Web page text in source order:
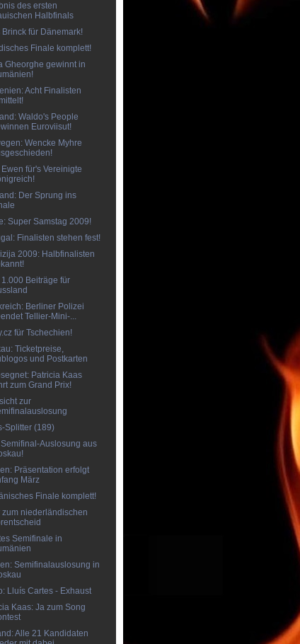
des ersten
Halbfinals
Brinck für Dänemark!
Finale komplett!
Gheorghe gewinnt in
Acht Finalisten
Waldo's People
Euroviisut!
Wencke Myhre
für's Vereinigte
Der Sprung ins
Super Samstag 2009!
Finalisten stehen fest!
2009: Halbfinalisten
1.000 Beiträge für
Berliner Polizei
Tellier-Mini-...
für Tschechien!
Ticketpreise,
und Postkarten
Patricia Kaas
zum Grand Prix!
zur
Splitter (189)
Semifinal-Auslosung aus
Präsentation erfolgt
März
Finale komplett!
zum niederländischen
Semifinale in
Semifinalauslosung in
Lluís Cartes - Exhaust
Kaas: Ja zum Song
Alle 21 Kandidaten